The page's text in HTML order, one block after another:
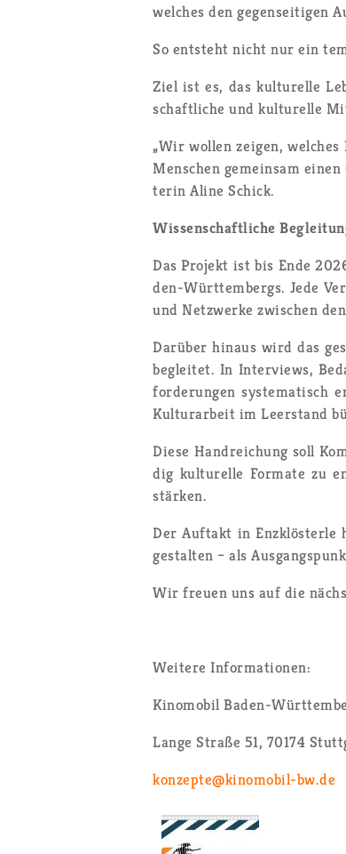
wel­ches den ge­gen­sei­ti­gen
So ent­steht nicht nur ein
Ziel ist es, das kul­tu­rel­le
schaft­li­che und kul­tu­rel­le
„Wir wol­len zei­gen,
Men­schen ge­mein­sam
te­rin Aline Schick.
Wis­sen­schaft­li­che
Das Pro­jekt ist bis Ende
den-Würt­tem­bergs. Jede
und Netz­wer­ke zwi­schen
Dar­über hin­aus wird das
be­glei­tet. In In­ter­views,
for­de­run­gen sys­te­ma­tisch
Kul­tur­ar­beit im Leer­stand
Diese Hand­rei­chung soll
dig kul­tu­rel­le For­ma­te zu
stär­ken.
Der Auf­takt in Enz­klös­ter­le
ge­stal­ten – als
Wir freu­en uns auf die
Wei­te­re In­for­ma­tio­nen:
Ki­no­mo­bil Ba­den-
Lange Stra­ße 51, 70174
kon­zep­te@​kinomobil-​bw.​de